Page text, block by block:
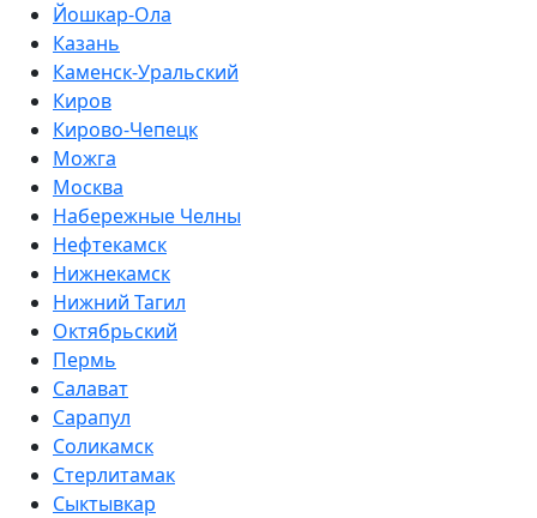
Йошкар-Ола
Казань
Каменск-Уральский
Киров
Кирово-Чепецк
Можга
Москва
Набережные Челны
Нефтекамск
Нижнекамск
Нижний Тагил
Октябрьский
Пермь
Салават
Сарапул
Соликамск
Стерлитамак
Сыктывкар